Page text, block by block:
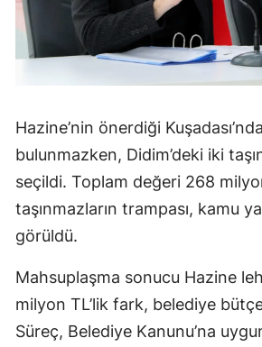
Hazine’nin önerdiği
bulunmazken, Didim’deki iki
seçildi. Toplam değeri 268
taşınmazların trampası, kamu
görüldü.
Mahsuplaşma sonucu Hazine
milyon TL’lik fark, belediye
Süreç, Belediye Kanunu’na